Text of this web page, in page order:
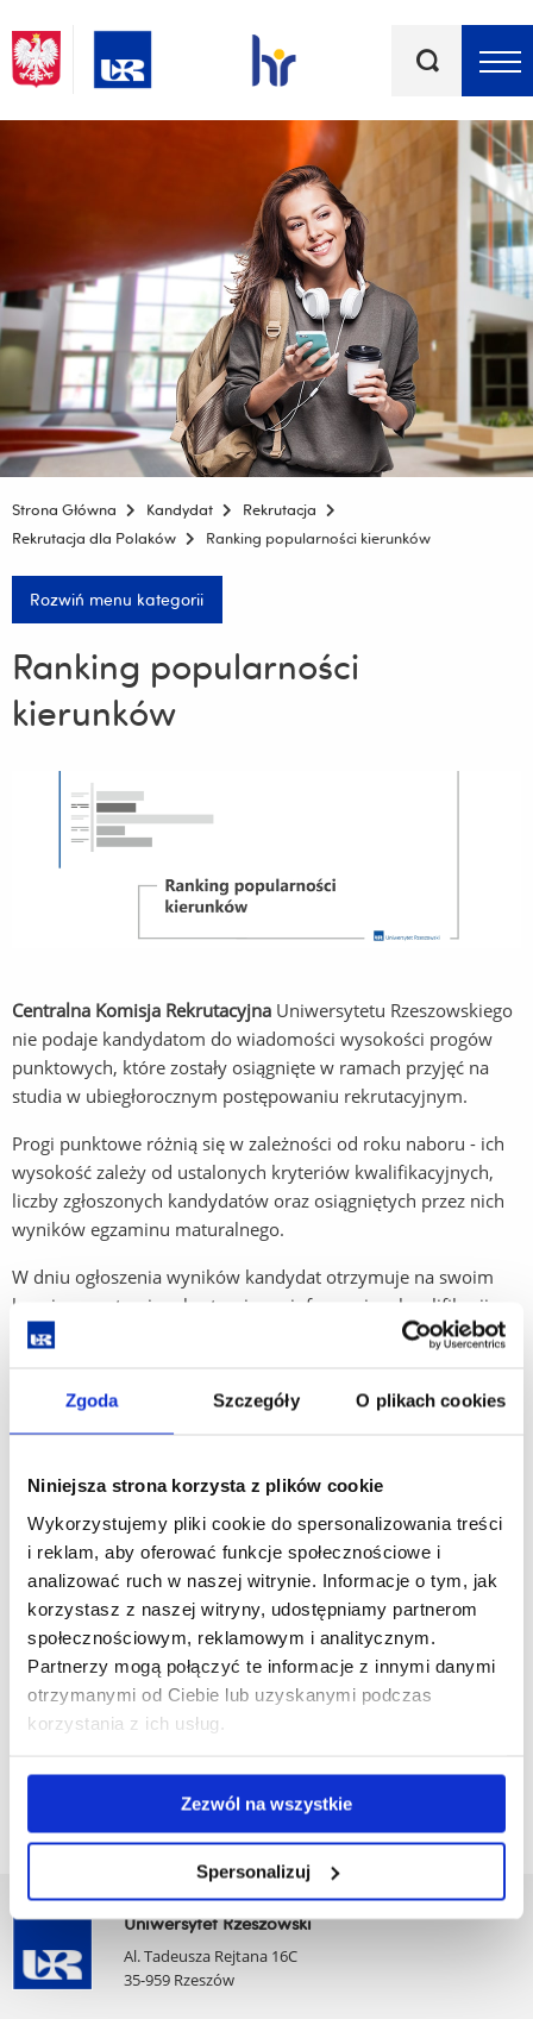
Zgoda Szczegóły O plikach cookies
Niniejsza strona korzysta z plików cookie
Wykorzystujemy pliki cookie do spersonalizowania treści
i reklam, aby oferować funkcje społecznościowe i
analizować ruch w naszej witrynie. Informacje o tym, jak
korzystasz z naszej witryny, udostępniamy partnerom
społecznościowym, reklamowym i analitycznym.
Partnerzy mogą połączyć te informacje z innymi danymi
otrzymanymi od Ciebie lub uzyskanymi podczas
korzystania z ich usług.
Zezwól na wszystkie
Spersonalizuj
kluczowe
Strona Główna Kandydat
Rekrutacja
Rekrutacja dla Polaków
Ranking popularności kierunków
Rozwiń menu kategorii
Ranking popularności
kierunków
Centralna Komisja Rekrutacyjna Uniwersytetu Rzeszowskiego
nie podaje kandydatom do wiadomości wysokości progów
punktowych, które zostały osiągnięte w ramach przyjęć na
studia w ubiegłorocznym postępowaniu rekrutacyjnym.
Progi punktowe różnią się w zależności od roku naboru - ich
wysokość zależy od ustalonych kryteriów kwalifikacyjnych,
liczby zgłoszonych kandydatów oraz osiągniętych przez nich
wyników egzaminu maturalnego.
W dniu ogłoszenia wyników kandydat otrzymuje na swoim
koncie w systemie rekrutacyjnym informację o kwalifikacji na
dany kierunek, miejscu na liście rankingowej oraz liczbie
Rok akademicki 2024/2025:
Rok akademicki 2023/2024:
Rok akademicki 2022/2023:
Uniwersytet Rzeszowski
Al. Tadeusza Rejtana 16C
35-959 Rzeszów